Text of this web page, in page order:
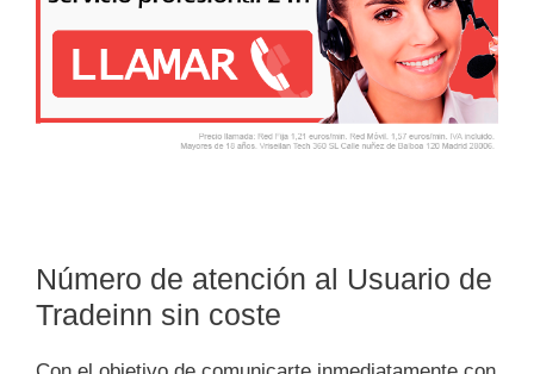
Número de atención al Usuario de
Tradeinn sin coste